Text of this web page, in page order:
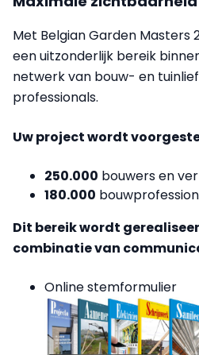
Met Belgian Garden Masters
een uitzonderlijk bereik
netwerk van bouw- en
professionals.
Uw project wordt
250.000 bouwers en
180.000
Dit bereik wordt
combinatie van
Online stemformulier